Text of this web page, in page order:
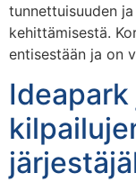
tunnettuisuuden
kehittämisestä.
entisestään ja on